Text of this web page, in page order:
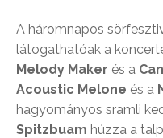
A háromnapos
látogathatóak a
Melody Maker és a
Acoustic Melone és a
hagyományos sramli
Spitzbuam húzza a